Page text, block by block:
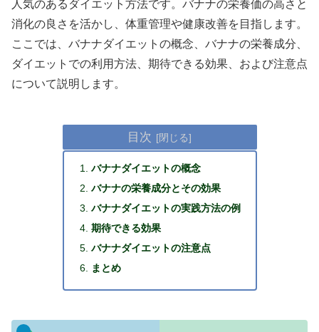
人気のあるダイエット方法です。バナナの栄養価の高さと
消化の良さを活かし、体重管理や健康改善を目指します。
ここでは、バナナダイエットの概念、バナナの栄養成分、
ダイエットでの利用方法、期待できる効果、および注意点
について説明します。
目次
バナナダイエットの概念
バナナの栄養成分とその効果
バナナダイエットの実践方法の例
期待できる効果
バナナダイエットの注意点
まとめ